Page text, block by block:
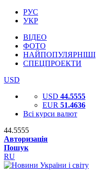
РУС
УКР
ВІДЕО
ФОТО
НАЙПОПУЛЯРНІШІ
СПЕЦПРОЕКТИ
USD
USD 44.5555
EUR 51.4636
Всі курси валют
44.5555
Авторизація
Пошук
RU